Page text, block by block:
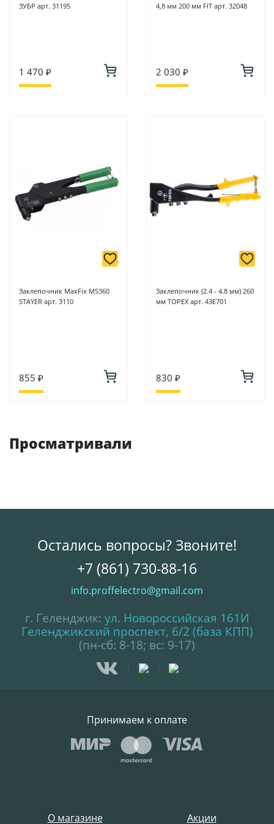
ЗУБР арт. 31195
1 470 ₽
4,8 мм 200 мм FIT арт. 32048
2 030 ₽
Заклепочник MaxFix MS360
STAYER арт. 3110
855 ₽
Заклепочник (2.4 - 4.8 мм) 260
мм TOPEX арт. 43Е701
830 ₽
Просматривали
О магазине Акции
Остались вопросы? Звоните!
+7 (861) 730-88-16
info.proffelectro@gmail.com
г. Геленджик: ул. Новороссийская 161И
Геленджикский проспект, 6/2 (база КПП)
(пн-сб: 8-18; вс: 9-17)
Принимаем к оплате